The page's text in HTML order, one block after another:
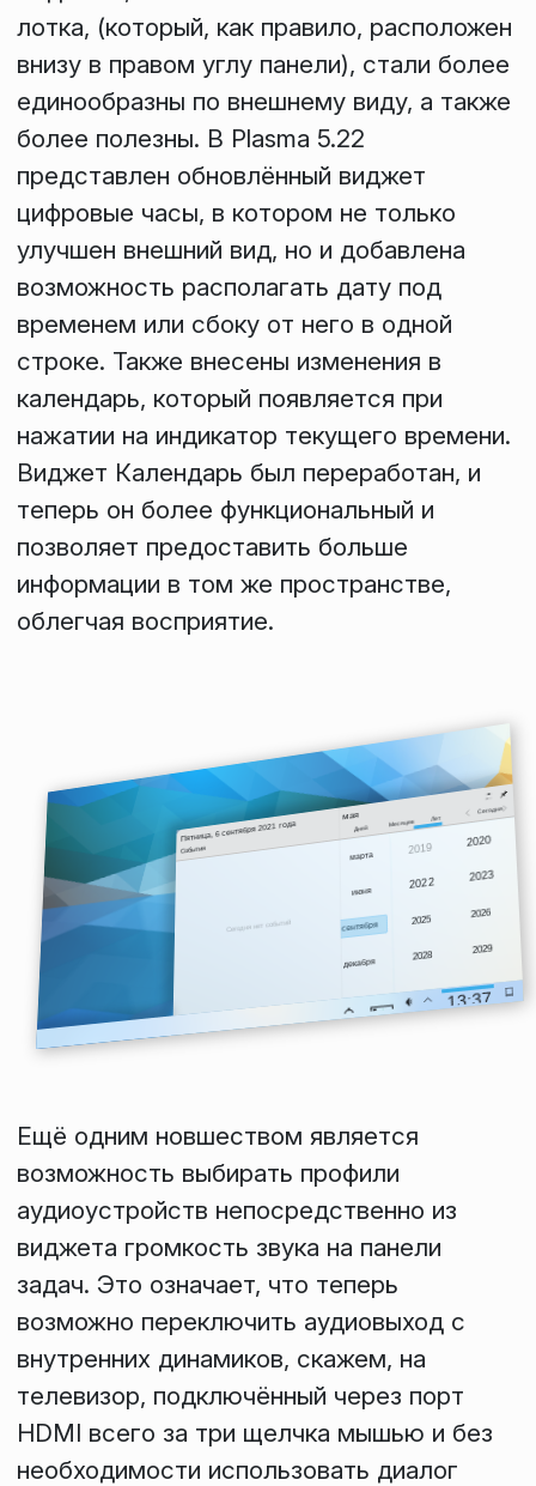
лотка, (который, как правило, расположен
внизу в правом углу панели), стали более
единообразны по внешнему виду, а также
более полезны. В Plasma 5.22
представлен обновлённый виджет
цифровые часы, в котором не только
улучшен внешний вид, но и добавлена
возможность располагать дату под
временем или сбоку от него в одной
строке. Также внесены изменения в
календарь, который появляется при
нажатии на индикатор текущего времени.
Виджет Календарь был переработан, и
теперь он более функциональный и
позволяет предоставить больше
информации в том же пространстве,
облегчая восприятие.
13:37
6/9/2021
Пятница, 6 сентября 2021 года
События
мая
Дней
Месяцев Лет
Сегодня
Сегодня нет событий
26 27 28 29 30 1
15
2
16
Mon
Wed Thu
Sat
2019
2022
2025
2028
2020
2023
2026
2029
2021
2024
2027
2030
Ещё одним новшеством является
возможность выбирать профили
аудиоустройств непосредственно из
виджета громкость звука на панели
задач. Это означает, что теперь
возможно переключить аудиовыход с
внутренних динамиков, скажем, на
телевизор, подключённый через порт
HDMI всего за три щелчка мышью и без
необходимости использовать диалог